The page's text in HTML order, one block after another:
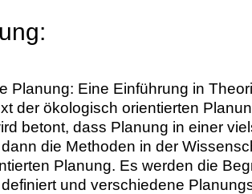
Planung: Eine Einführung in
der ökologisch orientierten
betont, dass Planung in einer
die Methoden in der
Planung. Es werden die
und verschiedene